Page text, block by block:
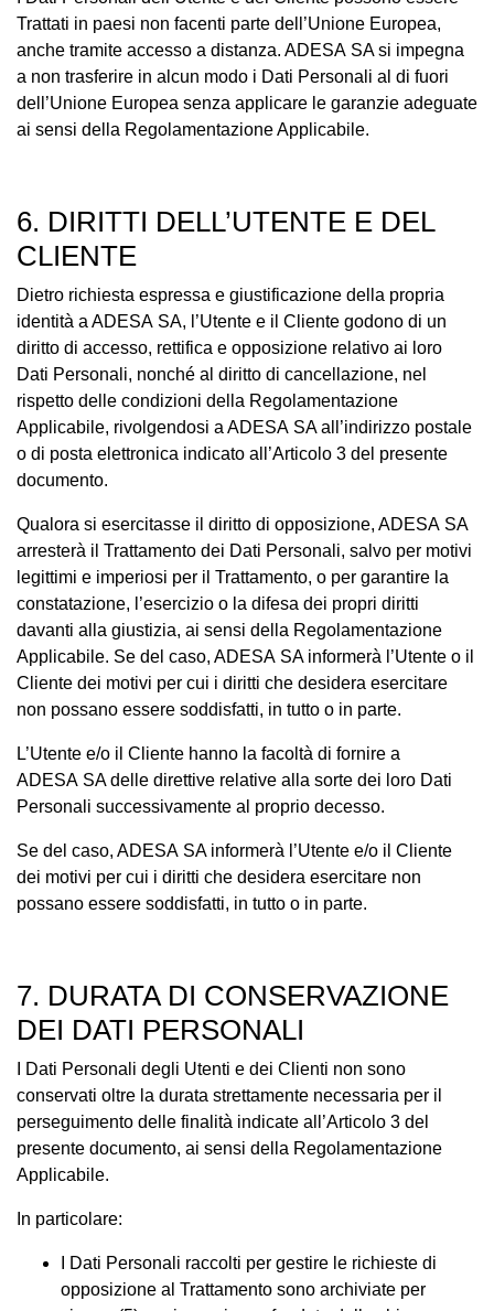
Trattati in paesi non facenti parte dell’Unione Europea,
anche tramite accesso a distanza. ADESA SA si impegna
a non trasferire in alcun modo i Dati Personali al di fuori
dell’Unione Europea senza applicare le garanzie adeguate
ai sensi della Regolamentazione Applicabile.
6. DIRITTI DELL’UTENTE E DEL
CLIENTE
Dietro richiesta espressa e giustificazione della propria
identità a ADESA SA, l’Utente e il Cliente godono di un
diritto di accesso, rettifica e opposizione relativo ai loro
Dati Personali, nonché al diritto di cancellazione, nel
rispetto delle condizioni della Regolamentazione
Applicabile, rivolgendosi a ADESA SA all’indirizzo postale
o di posta elettronica indicato all’Articolo 3 del presente
documento.
Qualora si esercitasse il diritto di opposizione, ADESA SA
arresterà il Trattamento dei Dati Personali, salvo per motivi
legittimi e imperiosi per il Trattamento, o per garantire la
constatazione, l’esercizio o la difesa dei propri diritti
davanti alla giustizia, ai sensi della Regolamentazione
Applicabile. Se del caso, ADESA SA informerà l’Utente o il
Cliente dei motivi per cui i diritti che desidera esercitare
non possano essere soddisfatti, in tutto o in parte.
L’Utente e/o il Cliente hanno la facoltà di fornire a
ADESA SA delle direttive relative alla sorte dei loro Dati
Personali successivamente al proprio decesso.
Se del caso, ADESA SA informerà l’Utente e/o il Cliente
dei motivi per cui i diritti che desidera esercitare non
possano essere soddisfatti, in tutto o in parte.
7. DURATA DI CONSERVAZIONE
DEI DATI PERSONALI
I Dati Personali degli Utenti e dei Clienti non sono
conservati oltre la durata strettamente necessaria per il
perseguimento delle finalità indicate all’Articolo 3 del
presente documento, ai sensi della Regolamentazione
Applicabile.
In particolare:
I Dati Personali raccolti per gestire le richieste di
opposizione al Trattamento sono archiviate per